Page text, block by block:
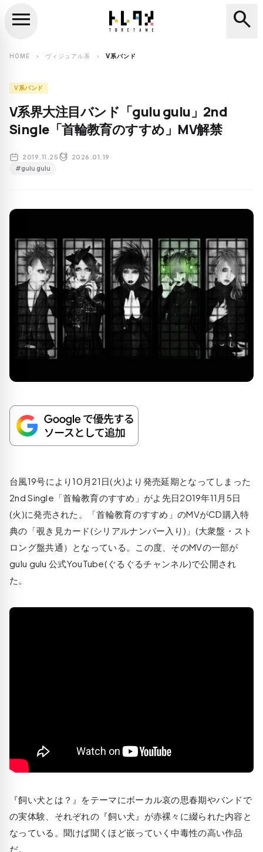
search
menu search
HOME chevron_right ヴィジュアル系 chevron_right V系バンド
V系バンド
V系界大注目バンド「gulu gulu」2nd
Single「首輪教育のすすめ」MV解禁
2019.11.25 2026.01.19
#gulu gulu
台風19号により10月21日(火)より発売延期となってしまった
2nd Single「首輪教育のすすめ」がよ先日2019年11月5日
(火)に発売された。「首輪教育のすすめ」のMVがCD購入特
典の「覗き見カード(シリアルナンバー入り)」(大衆盤・スト
ロング盤共通）となっている。この度、そのMVの一部が
gulu gulu 公式YouTube(ぐるぐるチャンネル)で公開され
た。
『飼い犬とは？』をテーマにボーカル哀の思春期やバンドで
の実体験、それぞれの『飼い犬』が赤裸々に綴られた内容と
なっている。聞けば聞くほど嵌っていく中毒性の高い作品
だ。